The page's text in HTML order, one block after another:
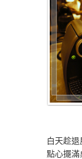
白天趁
點心擺滿